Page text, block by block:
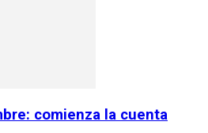
comienza la cuenta